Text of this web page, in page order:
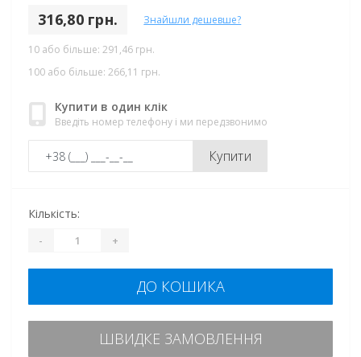
316,80 грн. Знайшли дешевше?
10 або більше: 291,46 грн.
100 або більше: 266,11 грн.
Купити в один клік
Введіть номер телефону і ми передзвонимо
Купити
Кількість:
- +
ДО КОШИКА
ШВИДКЕ ЗАМОВЛЕННЯ